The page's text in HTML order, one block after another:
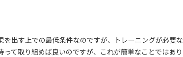
出す上での最低条件なのですが、トレーニングが必要な
て取り組めば良いのですが、これが簡単なことではあり